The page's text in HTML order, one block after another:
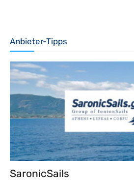
Anbieter-Tipps
SaronicSails